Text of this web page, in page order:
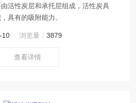
活性炭层和承托层组成，活性炭具
具有的吸附能力。
10 浏览量：3879
查看详情